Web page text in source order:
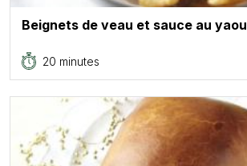
Beignets de veau et sauce au
20 minutes